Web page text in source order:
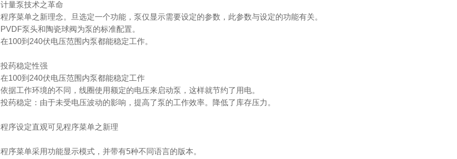
计量泵技术之革命
程序菜单之新理念。旦选定一个功能，泵仅显示需要设定的参数，此参数与设定的功能有关。
PVDF泵头和陶瓷球阀为泵的标准配置。
在100到240伏电压范围内泵都能稳定工作。
投药稳定性强
在100到240伏电压范围内泵都能稳定工作
依据工作环境的不同，线圈使用额定的电压来启动泵，这样就节约了用电。
投药稳定：由于未受电压波动的影响，提高了泵的工作效率。降低了库存压力。
程序设定直观可见程序菜单之新理
程序菜单采用功能显示模式，并带有5种不同语言的版本。